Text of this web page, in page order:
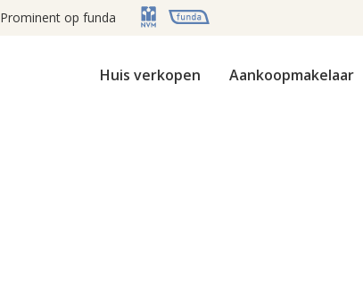
Prominent op funda
Huis verkopen Aankoopmakelaar